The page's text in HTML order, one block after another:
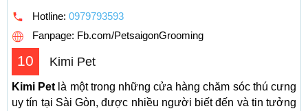
Hotline: 0979793593
Fanpage: Fb.com/PetsaigonGrooming
10 Kimi Pet
Kimi Pet là một trong những cửa hàng chăm sóc thú cưng
uy tín tại Sài Gòn, được nhiều người biết đến và tin tưởng